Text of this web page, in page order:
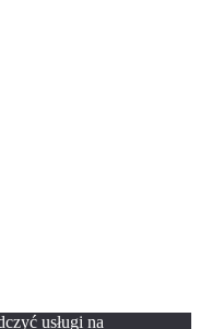
usługi na